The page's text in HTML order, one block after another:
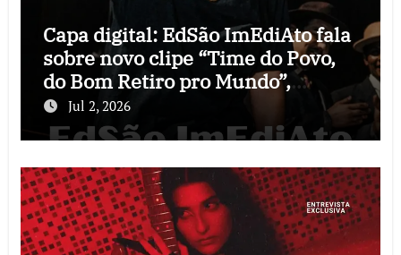
Capa digital: EdSão ImEdiAto fala
sobre novo clipe “Time do Povo,
do Bom Retiro pro Mundo”,
audiovisual que celebra as raízes
do Corinthians
Jul 2, 2026